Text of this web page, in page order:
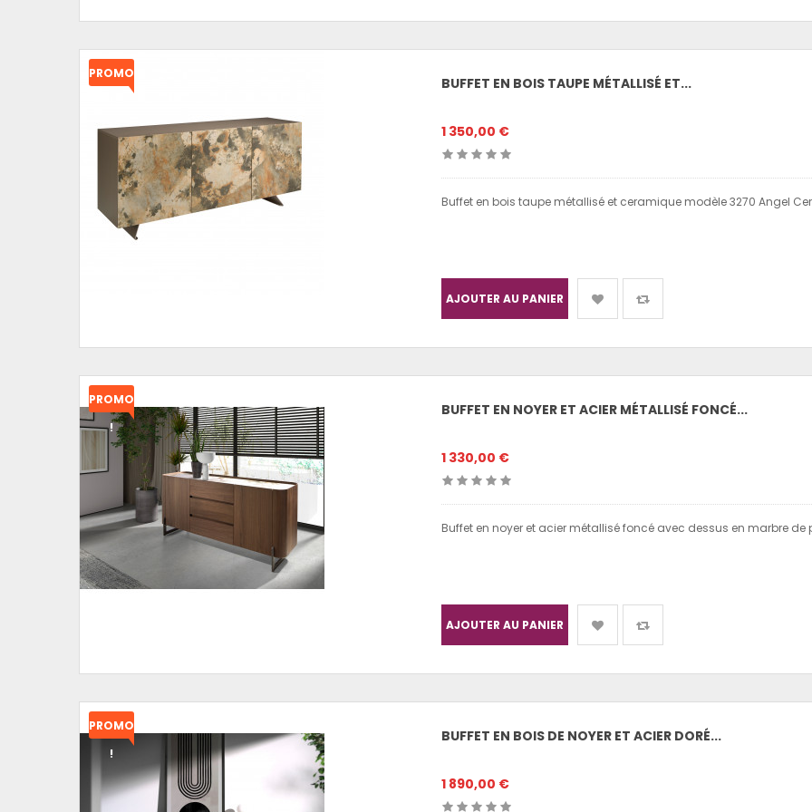
PROMO
BUFFET EN BOIS TAUPE MÉTALLISÉ ET...
1 350,00 €
Buffet en bois taupe métallisé et ceramique modèle 3270 Angel
AJOUTER AU PANIER
PROMO
!
BUFFET EN NOYER ET ACIER MÉTALLISÉ FONCÉ...
1 330,00 €
Buffet en noyer et acier métallisé foncé avec dessus en marbre de
AJOUTER AU PANIER
PROMO
!
BUFFET EN BOIS DE NOYER ET ACIER DORÉ...
1 890,00 €